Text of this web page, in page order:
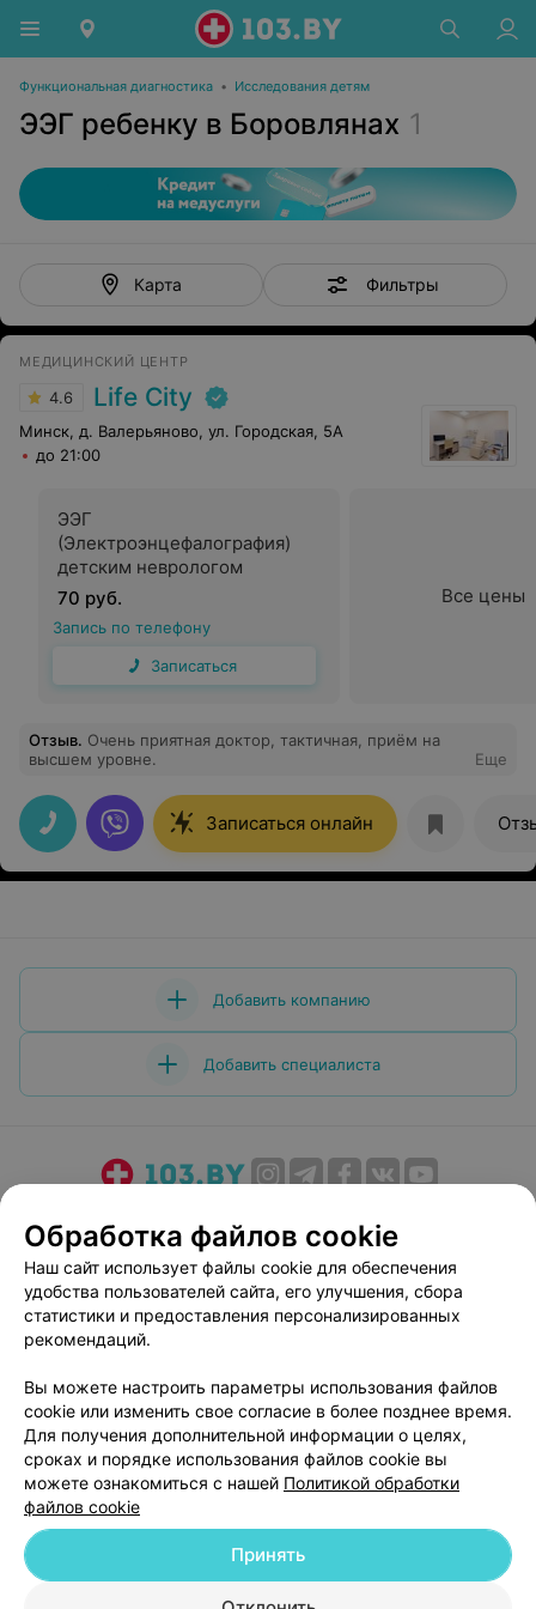
Функциональная диагностика • Исследования детям
ЭЭГ ребенку в Боровлянах 1
Карта Фильтры
МЕДИЦИНСКИЙ ЦЕНТР
4.6 Life City
Минск, д. Валерьяново, ул. Городская, 5А
до 21:00
ЭЭГ
(Электроэнцефалография)
детским неврологом
70 руб.
Запись по телефону
Записаться
Все цены
Отзыв. Очень приятная доктор, тактичная, приём на
высшем уровне.
Еще
Записаться онлайн
Добавить компанию
Добавить специалиста
Медицинский маркетинг
Публичный договор
Пользовательское соглашение
Способы оплаты
Вакансии
Партнеры
Написать руководителю 103.by
Персональные настройки cookie
Обработка персональных данных
Обработка файлов cookie
Наш сайт использует файлы cookie для обеспечения
удобства пользователей сайта, его улучшения, сбора
статистики и предоставления персонализированных
рекомендаций.
Вы можете настроить параметры использования файлов
cookie или изменить свое согласие в более позднее время.
Для получения дополнительной информации о целях,
сроках и порядке использования файлов cookie вы
можете ознакомиться с нашей Политикой обработки
файлов cookie
Принять